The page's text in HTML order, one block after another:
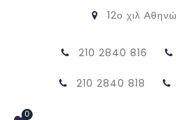
12ο χιλ
210 2840 816
210 2840 818
0